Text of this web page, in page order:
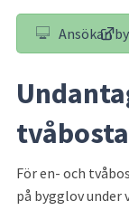
Ansökan
För en- och
på bygglov